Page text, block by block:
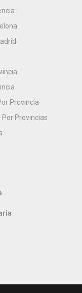
Provincia
Por Provincias